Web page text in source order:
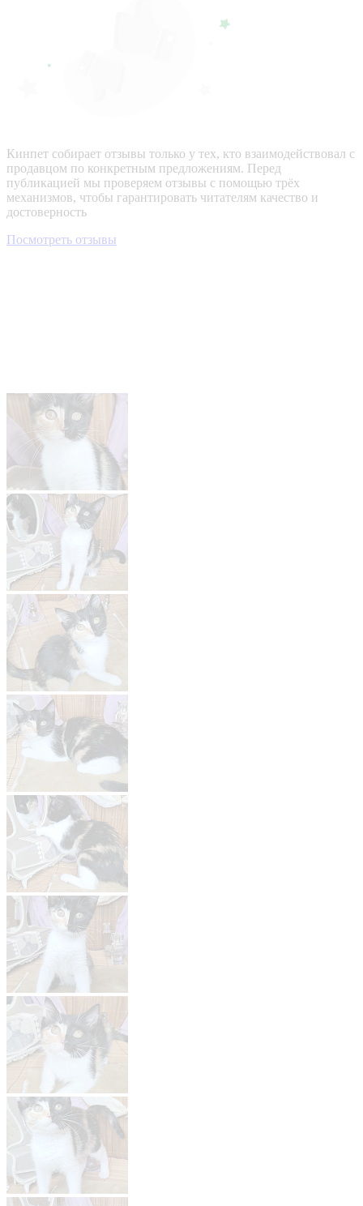
Кинпет собирает отзывы только у тех, кто взаимодействовал с
продавцом по конкретным предложениям. Перед
публикацией мы проверяем отзывы с помощью трёх
механизмов, чтобы гарантировать читателям качество и
достоверность
Посмотреть отзывы